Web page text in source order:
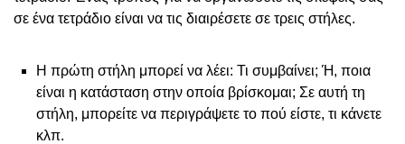
σε ένα τετράδιο είναι να τις διαιρέσετε σε τρεις στήλες.
Η πρώτη στήλη μπορεί να λέει: Τι συμβαίνει; Ή, ποια
είναι η κατάσταση στην οποία βρίσκομαι; Σε αυτή τη
στήλη, μπορείτε να περιγράψετε το πού είστε, τι κάνετε
κλπ.